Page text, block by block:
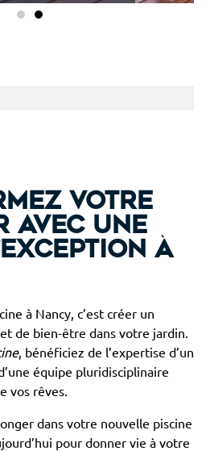
votre
avec une
à
à Nancy, c’est créer un
de bien-être dans votre jardin.
, bénéficiez de l’expertise d’un
équipe pluridisciplinaire
vos rêves.
dans votre nouvelle piscine
pour donner vie à votre